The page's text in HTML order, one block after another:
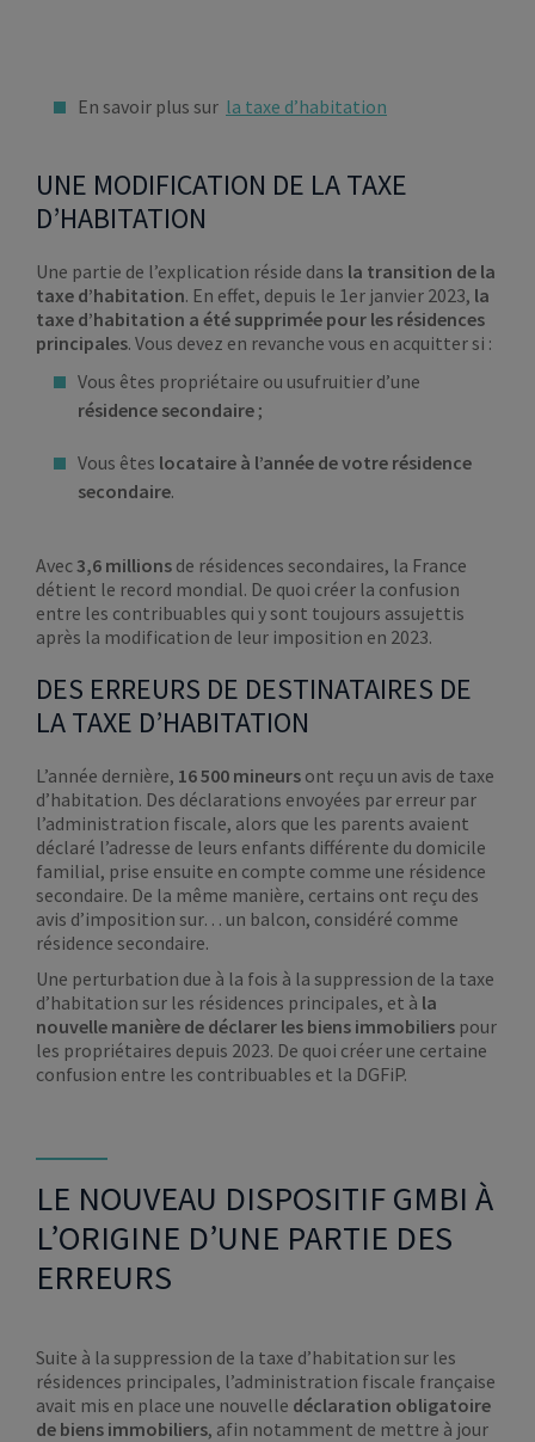
En savoir plus sur la taxe d’habitation
UNE MODIFICATION DE LA TAXE
D’HABITATION
Une partie de l’explication réside dans la transition de la
taxe d’habitation. En effet, depuis le 1er janvier 2023, la
taxe d’habitation a été supprimée pour les résidences
principales. Vous devez en revanche vous en acquitter si :
Vous êtes propriétaire ou usufruitier d’une
résidence secondaire ;
Vous êtes locataire à l’année de votre résidence
secondaire.
Avec3,6 millions de résidences secondaires, la France
détient le record mondial. De quoi créer la confusion
entre les contribuables qui y sont toujours assujettis
après la modification de leur imposition en 2023.
DES ERREURS DE DESTINATAIRES DE
LA TAXE D’HABITATION
L’année dernière, 16 500 mineurs ont reçu un avis de taxe
d’habitation. Des déclarations envoyées par erreur par
l’administration fiscale, alors que les parents avaient
déclaré l’adresse de leurs enfants différente du domicile
familial, prise ensuite en compte comme une résidence
secondaire. De la même manière, certains ont reçu des
avis d’imposition sur… un balcon, considéré comme
résidence secondaire.
Une perturbation due à la fois à la suppression de la taxe
d’habitation sur les résidences principales, et à la
nouvelle manière de déclarer les biens immobiliers pour
les propriétaires depuis 2023. De quoi créer une certaine
confusion entre les contribuables et la DGFiP.
LE NOUVEAU DISPOSITIF GMBI À
L’ORIGINE D’UNE PARTIE DES
ERREURS
Suite à la suppression de la taxe d’habitation sur les
résidences principales, l’administration fiscale française
avait mis en place une nouvelle déclaration obligatoire
de biens immobiliers, afin notamment de mettre à jour